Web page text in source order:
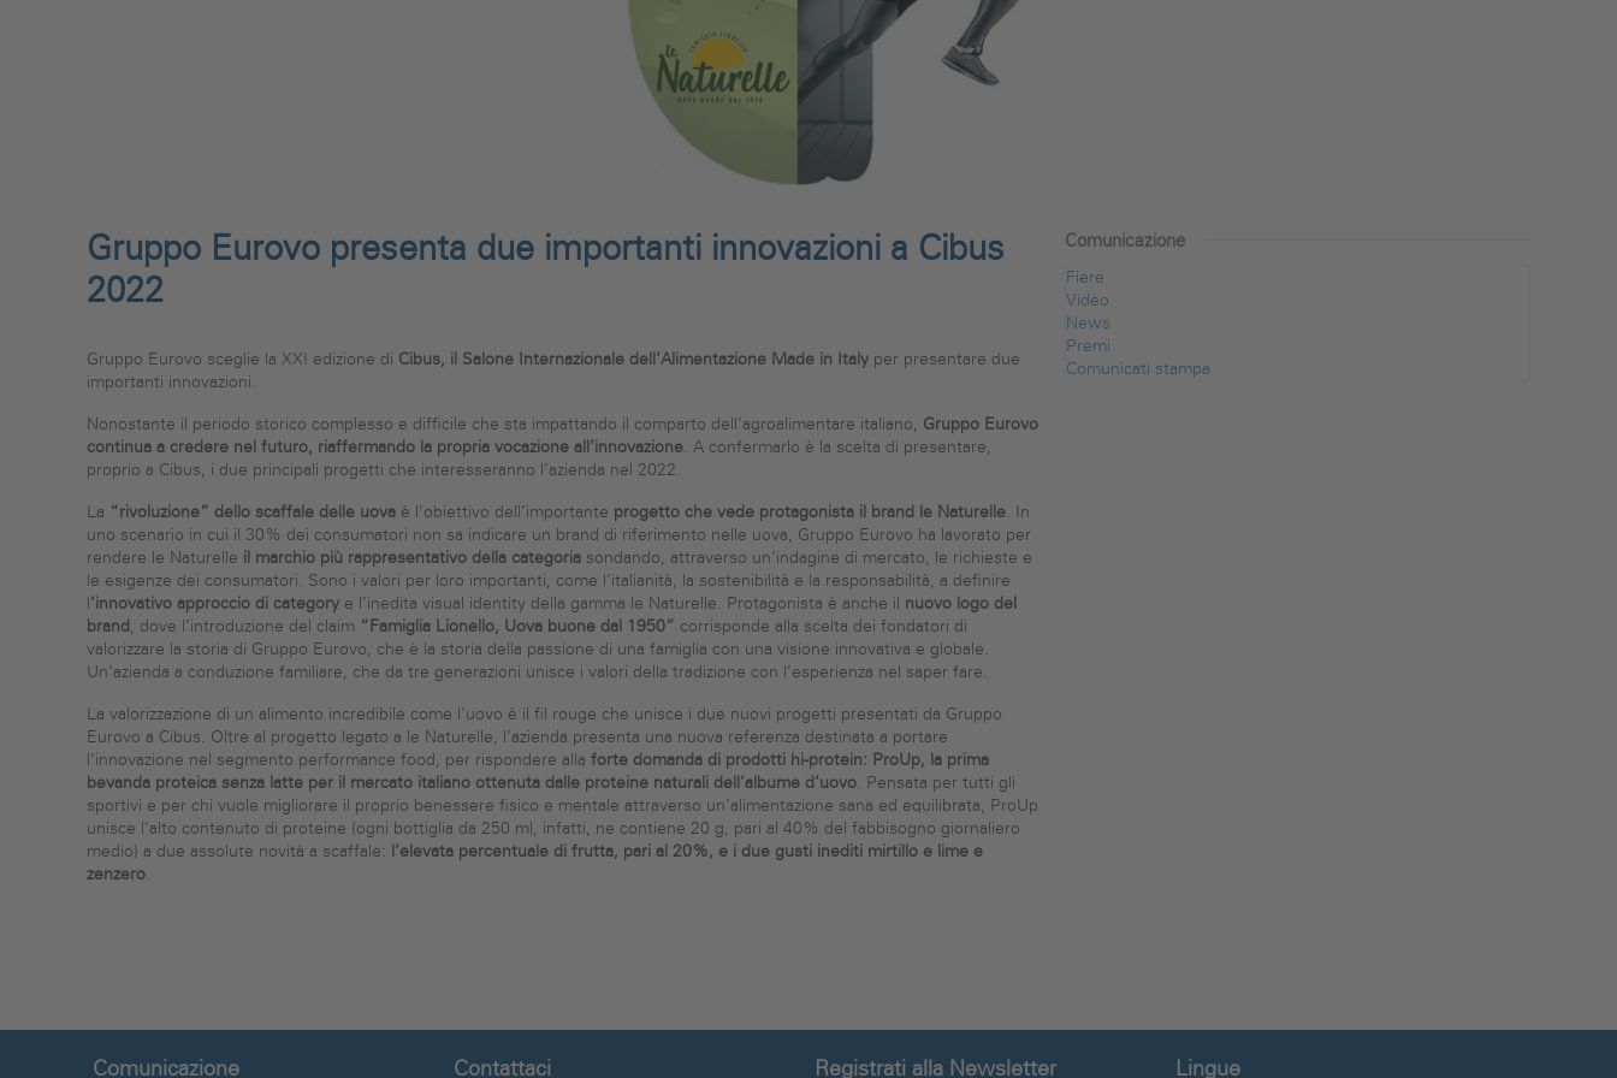
Gruppo Eurovo presenta due importanti innovazioni a Cibus
2022
Gruppo Eurovo sceglie la XXI edizione di Cibus, il Salone Internazionale dell’Alimentazione Made in Italy per presentare due
importanti innovazioni.
Nonostante il periodo storico complesso e difficile che sta impattando il comparto dell’agroalimentare italiano, Gruppo Eurovo
continua a credere nel futuro, riaffermando la propria vocazione all’innovazione. A confermarlo è la scelta di presentare,
proprio a Cibus, i due principali progetti che interesseranno l’azienda nel 2022.
La “rivoluzione” dello scaffale delle uova è l’obiettivo dell’importante progetto che vede protagonista il brand le Naturelle. In
uno scenario in cui il 30% dei consumatori non sa indicare un brand di riferimento nelle uova, Gruppo Eurovo ha lavorato per
rendere le Naturelle il marchio più rappresentativo della categoria sondando, attraverso un’indagine di mercato, le richieste e
le esigenze dei consumatori. Sono i valori per loro importanti, come l’italianità, la sostenibilità e la responsabilità, a definire
l’innovativo approccio di category e l’inedita visual identity della gamma le Naturelle. Protagonista è anche il nuovo logo del
brand, dove l’introduzione del claim “Famiglia Lionello, Uova buone dal 1950” corrisponde alla scelta dei fondatori di
valorizzare la storia di Gruppo Eurovo, che è la storia della passione di una famiglia con una visione innovativa e globale.
Un’azienda a conduzione familiare, che da tre generazioni unisce i valori della tradizione con l’esperienza nel saper fare.
La valorizzazione di un alimento incredibile come l’uovo è il fil rouge che unisce i due nuovi progetti presentati da Gruppo
Eurovo a Cibus. Oltre al progetto legato a le Naturelle, l’azienda presenta una nuova referenza destinata a portare
l’innovazione nel segmento performance food, per rispondere alla forte domanda di prodotti hi-protein: ProUp, la prima
bevanda proteica senza latte per il mercato italiano ottenuta dalle proteine naturali dell’albume d’uovo. Pensata per tutti gli
sportivi e per chi vuole migliorare il proprio benessere fisico e mentale attraverso un’alimentazione sana ed equilibrata, ProUp
unisce l’alto contenuto di proteine (ogni bottiglia da 250 ml, infatti, ne contiene 20 g, pari al 40% del fabbisogno giornaliero
medio) a due assolute novità a scaffale: l’elevata percentuale di frutta, pari al 20%, e i due gusti inediti mirtillo e lime e
zenzero.
Comunicazione
Fiere
Video
News
Premi
Comunicati stampa
Comunicazione Contattaci Registrati alla Newsletter Lingue